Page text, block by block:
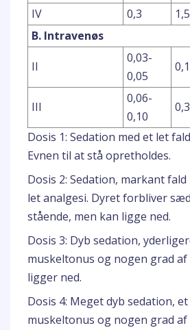
IV
0,3 1,5
B. Intravenøs
II
0,03-
0,05
III
0,06-
0,10
Dosis 1: Sedation med et let
Evnen til at stå opretholdes.
Dosis 2: Sedation, markant
let analgesi. Dyret forbliver
stående, men kan ligge ned.
Dosis 3: Dyb sedation,
muskeltonus og nogen grad af
ligger ned.
Dosis 4: Meget dyb sedation,
muskeltonus og nogen grad af